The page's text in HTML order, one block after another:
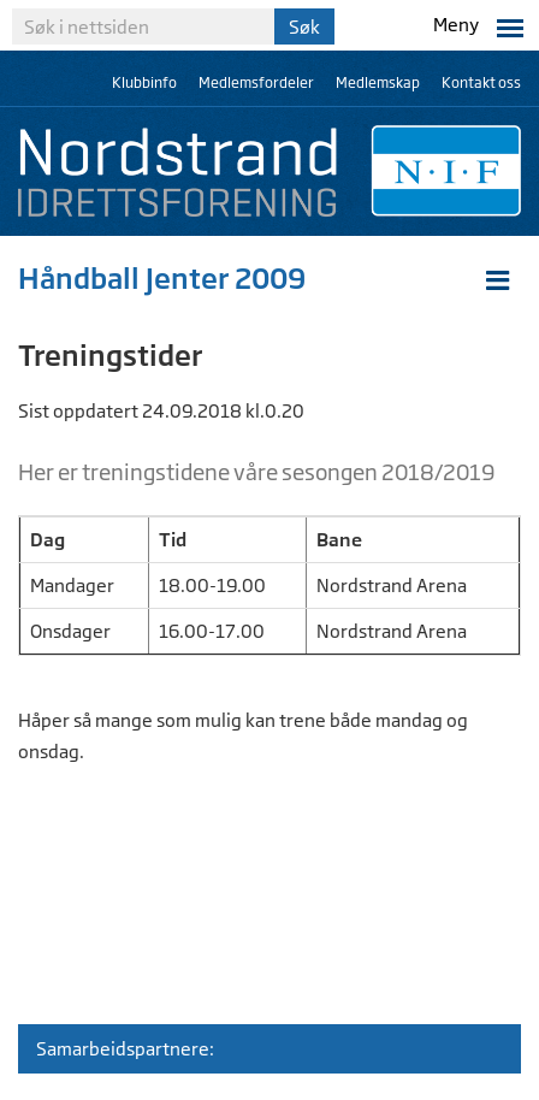
Meny
Klubbinfo Medlemsfordeler Medlemskap Kontakt oss
Håndball Jenter 2009
Treningstider
Sist oppdatert 24.09.2018 kl.0.20
Her er treningstidene våre sesongen 2018/2019
Dag Tid Bane
Mandager 18.00-19.00
Nordstrand Arena
Onsdager
16.00-17.00 Nordstrand Arena
Håper så mange som mulig kan trene både mandag og
onsdag.
Samarbeidspartnere: